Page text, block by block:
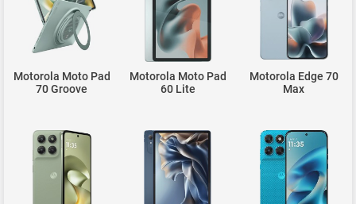
Motorola Moto Pad
70 Groove
Motorola Moto Pad
60 Lite
Motorola Edge 70
Max